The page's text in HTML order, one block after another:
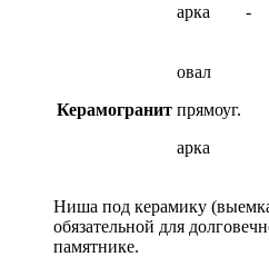
арка
-
Керамогранит
овал
прямоуг.
арка
Ниша под керамику (выемка
обязательной для
памятнике.